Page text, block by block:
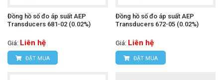
Đồng hồ số đo áp suất AEP
Transducers 681-02 (0.02%)
Giá: Liên hệ
ĐẶT MUA
Đồng hồ số đo áp suất AEP
Transducers 672-05 (0.02%)
Giá: Liên hệ
ĐẶT MUA